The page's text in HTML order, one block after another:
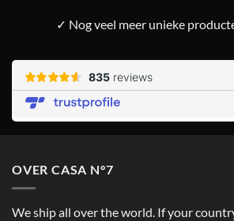
✓ Nog veel meer unieke
OVER CASA N°7
We ship all over the world. If your